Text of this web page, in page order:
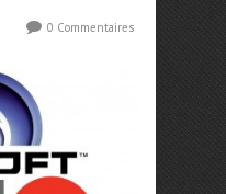
0 Commentaires